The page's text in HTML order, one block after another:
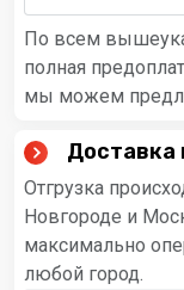
По всем
полная
мы можем
Доставка
Отгрузка
Новгороде и
максимально
любой город.